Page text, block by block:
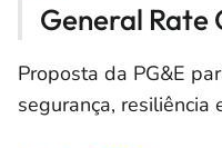
General Rate
Proposta da PG&E
segurança, resiliência